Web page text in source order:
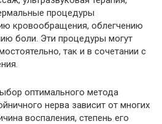
процедуры
кровообращения, облегчению
боли. Эти процедуры могут
так и в сочетании с
оптимального метода
нерва зависит от многих
воспаления, степень его